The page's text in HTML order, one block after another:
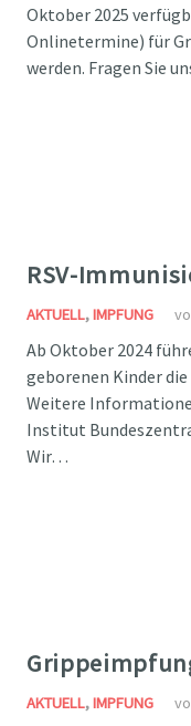
Oktober 2025
Onlinetermine) für
werden. Fragen Sie
RSV-
AKTUELL,IMPFUNG
Ab Oktober 2024
geborenen Kinder
Weitere
Institut
Wir…
AKTUELL,IMPFUNG